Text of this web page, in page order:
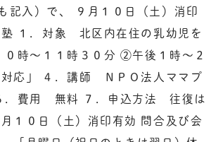
入）で、 ９月１０日（土）消印
１．対象 北区内在住の乳幼児を
時～１１時３０分 ②午後１時～２
応」 ４．講師 ＮＰＯ法人ママプ
．費用 無料 ７．申込方法 往復は
１０日（土）消印有効 問合及び会